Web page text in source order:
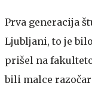
Prva generacija
Ljubljani, to je
prišel na
bili malce